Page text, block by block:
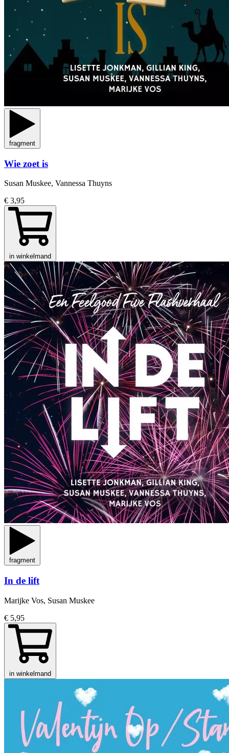
fragment
Wie zoet is
Susan Muskee, Vannessa Thuyns
€ 3,95
in winkelmand
fragment
In de lift
Marijke Vos, Susan Muskee
€ 5,95
in winkelmand